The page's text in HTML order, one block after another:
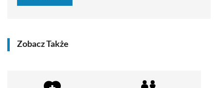
Zobacz Także